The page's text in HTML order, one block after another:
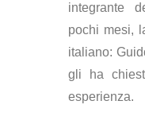
integrante
pochi mesi,
italiano:
gli ha
esperienza.